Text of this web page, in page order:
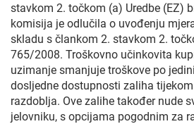
stavkom 2. točkom (a) Uredbe (EZ)
komisija je odlučila o uvođenju
skladu s člankom 2. stavkom 2.
765/2008. Troškovno učinkovita
uzimanje smanjuje troškove po
dosljedne dostupnosti zaliha
razdoblja. Ove zalihe također nude
jelovniku, s opcijama pogodnim za